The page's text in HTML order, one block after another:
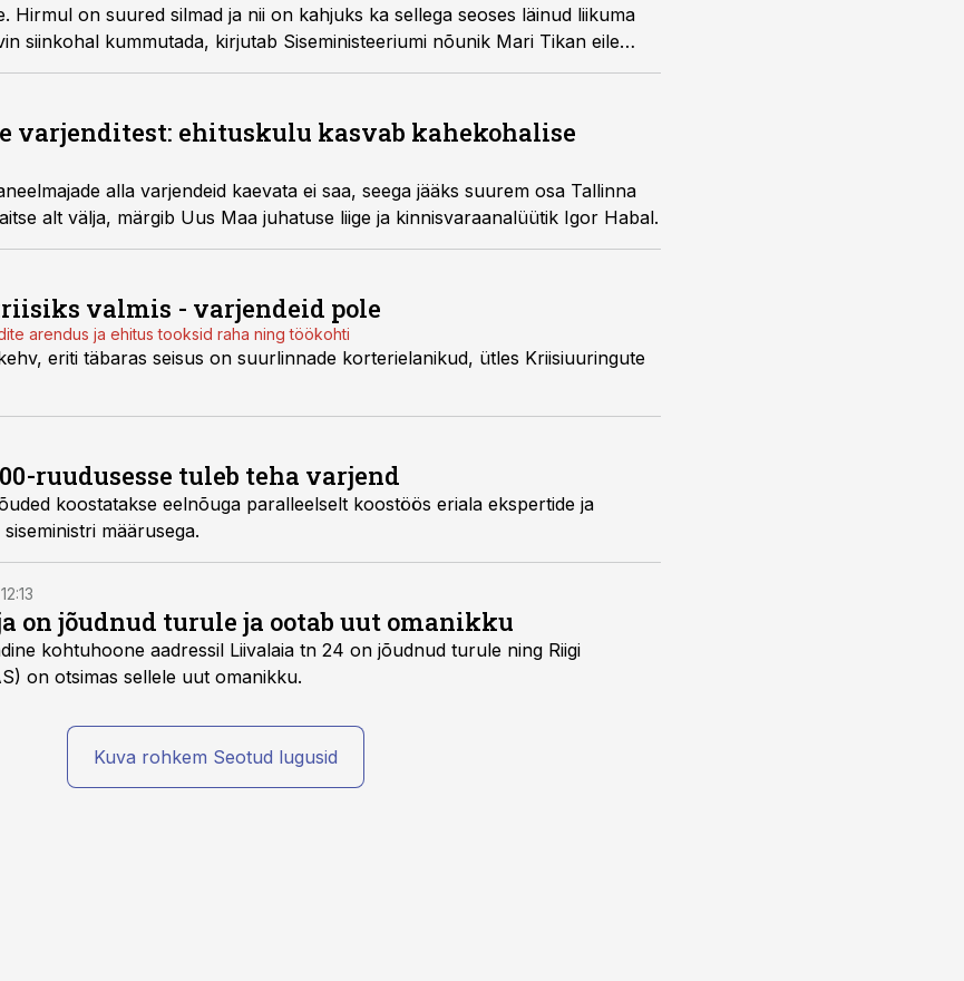
Hirmul on suured silmad ja nii on kahjuks ka sellega seoses läinud liikuma
siinkohal kummutada, kirjutab Siseministeeriumi nõunik Mari Tikan eile
tekstipeale.
varjenditest: ehituskulu kasvab kahekohalise
alla varjendeid kaevata ei saa, seega jääks suurem osa Tallinna
alt välja, märgib Uus Maa juhatuse liige ja kinnisvaraanalüütik Igor Habal.
valmis - varjendeid pole
arendus ja ehitus tooksid raha ning töökohti
eriti täbaras seisus on suurlinnade korterielanikud, ütles Kriisiuuringute
ruudusesse tuleb teha varjend
koostatakse eelnõuga paralleelselt koostöös eriala ekspertide ja
määrusega.
on jõudnud turule ja ootab uut omanikku
kohtuhoone aadressil Liivalaia tn 24 on jõudnud turule ning Riigi
on otsimas sellele uut omanikku.
Kuva rohkem Seotud lugusid